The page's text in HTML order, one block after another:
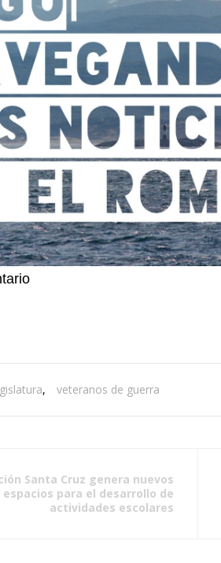
, veteranos de guerra
Santa Cruz genera nuevos
espacios para el desarrollo de
actividades escolares